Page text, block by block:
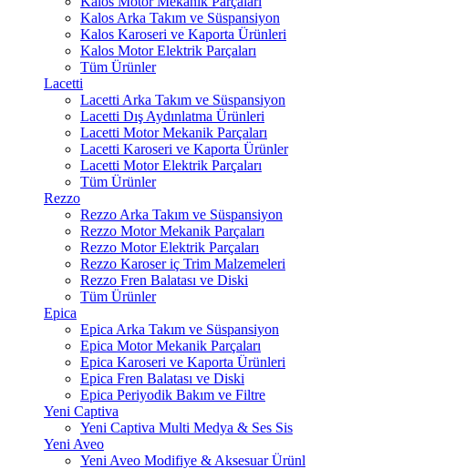
Kalos Arka Takım ve Süspansiyon
Kalos Karoseri ve Kaporta Ürünleri
Kalos Motor Elektrik Parçaları
Tüm Ürünler
Lacetti
Lacetti Arka Takım ve Süspansiyon
Lacetti Dış Aydınlatma Ürünleri
Lacetti Motor Mekanik Parçaları
Lacetti Karoseri ve Kaporta Ürünler
Lacetti Motor Elektrik Parçaları
Tüm Ürünler
Rezzo
Rezzo Arka Takım ve Süspansiyon
Rezzo Motor Mekanik Parçaları
Rezzo Motor Elektrik Parçaları
Rezzo Karoser iç Trim Malzemeleri
Rezzo Fren Balatası ve Diski
Tüm Ürünler
Epica
Epica Arka Takım ve Süspansiyon
Epica Motor Mekanik Parçaları
Epica Karoseri ve Kaporta Ürünleri
Epica Fren Balatası ve Diski
Epica Periyodik Bakım ve Filtre
Yeni Captiva
Yeni Captiva Multi Medya & Ses Sis
Yeni Aveo
Yeni Aveo Modifiye & Aksesuar Ürünl